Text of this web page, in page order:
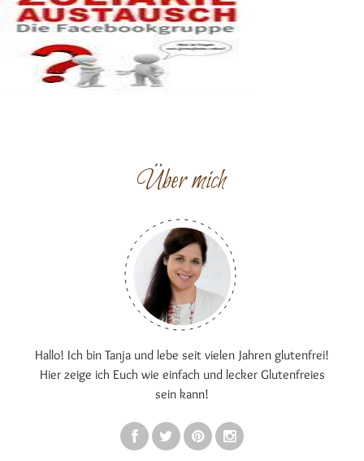
Über mich
Hallo! Ich bin Tanja und lebe seit vielen Jahren glutenfrei!
Hier zeige ich Euch wie einfach und lecker Glutenfreies
sein kann!